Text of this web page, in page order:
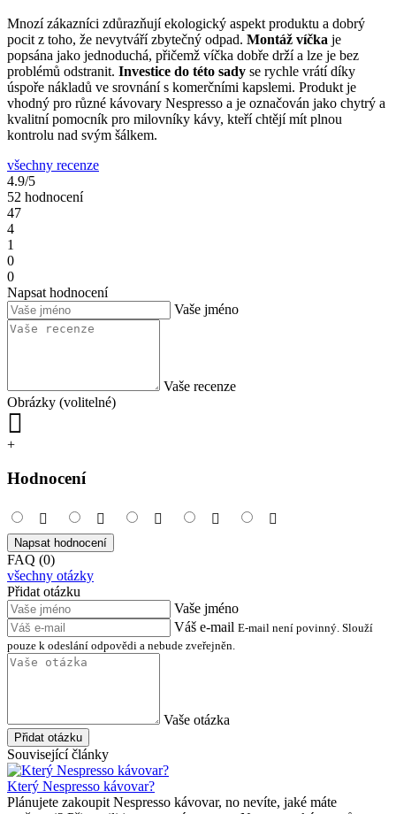
Mnozí zákazníci zdůrazňují ekologický aspekt produktu a dobrý
pocit z toho, že nevytváří zbytečný odpad. Montáž víčka je
popsána jako jednoduchá, přičemž víčka dobře drží a lze je bez
problémů odstranit. Investice do této sady se rychle vrátí díky
úspoře nákladů ve srovnání s komerčními kapslemi. Produkt je
vhodný pro různé kávovary Nespresso a je označován jako chytrý a
kvalitní pomocník pro milovníky kávy, kteří chtějí mít plnou
kontrolu nad svým šálkem.
všechny recenze
4.9/5
52 hodnocení
47
4
1
0
0
Napsat hodnocení
Vaše jméno
Vaše recenze
Obrázky (volitelné)
+
Hodnocení
Napsat hodnocení
FAQ (0)
všechny otázky
Přidat otázku
Vaše jméno
Váš e-mail E-mail není povinný. Slouží
pouze k odeslání odpovědi a nebude zveřejněn.
Vaše otázka
Přidat otázku
Související články
Který Nespresso kávovar?
Plánujete zakoupit Nespresso kávovar, no nevíte, jaké máte